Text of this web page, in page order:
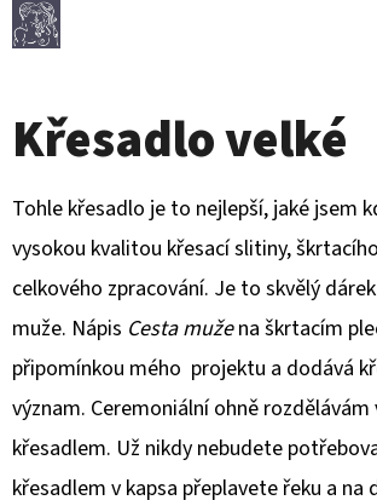
Přejít
na
Křesadlo velké
Tohle křesadlo je to nejlepší, jaké jsem
vysokou kvalitou křesací slitiny,
celkového zpracování. Je to skvělý
muže. Nápis Cesta mužena škrtacím
připomínkou mého projektu a dodává
význam. Ceremoniální ohně
křesadlem. Už nikdy nebudete
křesadlem v kapsa přeplavete řeku a na
K
O
C
O
P
O
T
Ř
E
B
U